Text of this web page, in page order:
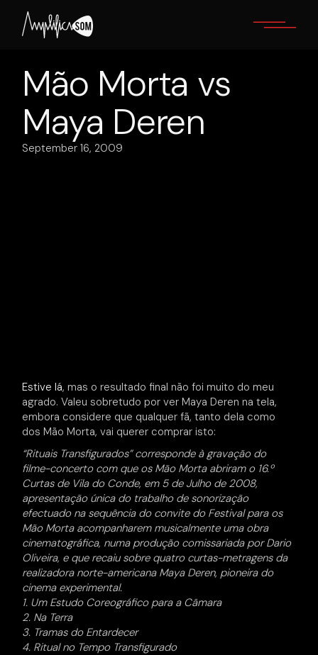
content
Mão Morta vs
Maya Deren
September 16, 2009
Estive lá, mas o resultado final não foi muito do meu
agrado. Valeu sobretudo por ver Maya Deren na tela,
embora considere que qualquer fã, tanto dela como
dos Mão Morta, vai querer comprar isto:
“Rituais Transfigurados” corresponde à gravação do
filme-concerto com que os Mão Morta abriram o 16.º
Curtas de Vila do Conde, em 5 de Julho de 2008,
apresentação única do trabalho de sonorização
efectuado na sequência do convite do Festival para os
Mão Morta acompanharem musicalmente uma obra
cinematográfica, numa produção comissariada por Dario
Oliveira, e que recaiu sobre quatro curtas-metragens da
realizadora norte-americana Maya Deren, pioneira do
cinema experimental.
1. Um Estudo Coreográfico para a Câmara
2. Na Terra
3. Tramas do Entardecer
4. Ritual no Tempo Transfigurado